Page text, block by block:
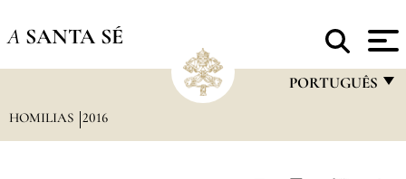
A SANTA SÉ
PORTUGUÊS
HOMILIAS 2016